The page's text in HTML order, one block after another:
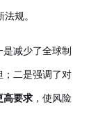
规。
减少了全球制
；二是强调了对
高要求 ，使风险